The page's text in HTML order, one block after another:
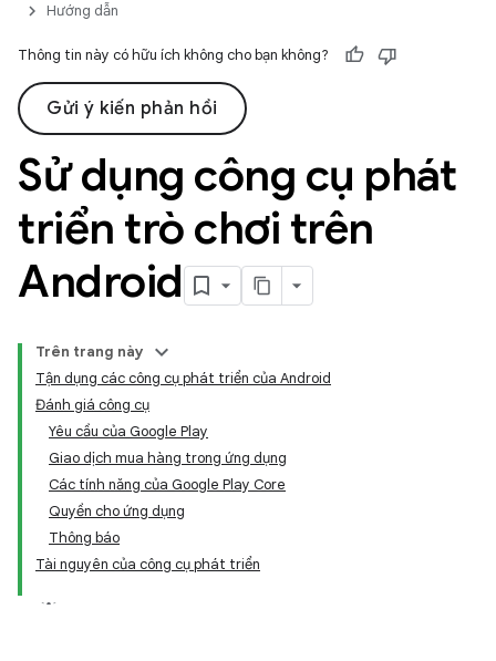
Hướng dẫn
Thông tin này có hữu ích không cho bạn không?
Gửi ý kiến phản hồi
Sử dụng công cụ phát
triển trò chơi trên
Android
Trên trang này
Tận dụng các công cụ phát triển của Android
Đánh giá công cụ
Yêu cầu của Google Play
Giao dịch mua hàng trong ứng dụng
Các tính năng của Google Play Core
Quyền cho ứng dụng
Thông báo
Tài nguyên của công cụ phát triển